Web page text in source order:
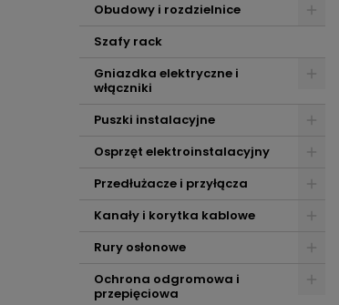
Obudowy i rozdzielnice
Szafy rack
Gniazdka elektryczne i
włączniki
Puszki instalacyjne
Osprzęt elektroinstalacyjny
Przedłużacze i przyłącza
Kanały i korytka kablowe
Rury osłonowe
Ochrona odgromowa i
przepięciowa